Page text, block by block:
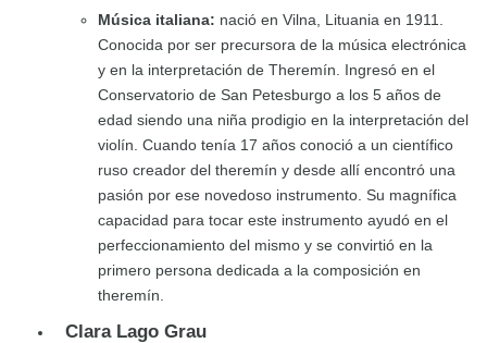
Música italiana: nació en Vilna, Lituania en 1911.
Conocida por ser precursora de la música electrónica
y en la interpretación de Theremín. Ingresó en el
Conservatorio de San Petesburgo a los 5 años de
edad siendo una niña prodigio en la interpretación del
violín. Cuando tenía 17 años conoció a un científico
ruso creador del theremín y desde allí encontró una
pasión por ese novedoso instrumento. Su magnífica
capacidad para tocar este instrumento ayudó en el
perfeccionamiento del mismo y se convirtió en la
primero persona dedicada a la composición en
theremín.
Clara Lago Grau